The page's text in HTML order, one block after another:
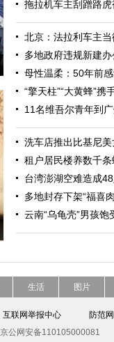
拖拉机车主刮蹭路
北京：法拉利车主
多地政府违规新建
母性温柔：50年前
“擎天柱”“大黄蜂”携
11名维吾尔青年到
洗车店推出比基尼
租户居民楼养数千
台湾澎湖空难造成
多地封存下架“福喜
云南“乌龟壳”男孩饱
生活 图片
互联网举报中心 防范
京公网安备110105000081